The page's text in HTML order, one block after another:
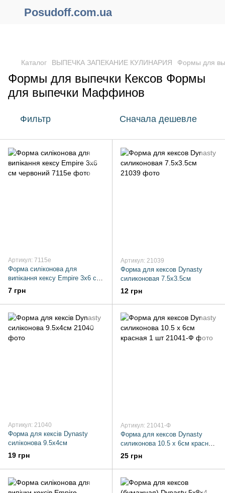
Posudoff.com.ua
Каталог ВЫПЕЧКА ЗАПЕКАНИЕ КУЛИНАРИЯ Формы для
Формы для выпечки Кексов Формы
для выпечки Маффинов
Фильтр Сначала дешевле
Артикул: 7115e
Форма силіконова для
випікання кексу Empire 3х6 см
червоний
7 грн
Артикул: 21039
Форма для кексов Dynasty
силиконовая 7.5х3.5см
12 грн
Артикул: 21040
Форма для кексів Dynasty
силіконова 9.5х4см
19 грн
Артикул: 21041-Ф
Форма для кексов Dynasty
силиконова 10.5 х 6см красная
1 шт
25 грн